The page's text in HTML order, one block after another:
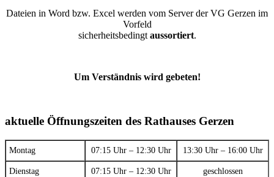
Dateien in Word bzw. Excel werden vom Server der VG Gerzen im
Vorfeld
sicherheitsbedingt aussortiert.
Um Verständnis wird gebeten!
aktuelle Öffnungszeiten des Rathauses Gerzen
Montag 07:15 Uhr – 12:30 Uhr 13:30 Uhr – 16:00 Uhr
Dienstag 07:15 Uhr – 12:30 Uhr geschlossen